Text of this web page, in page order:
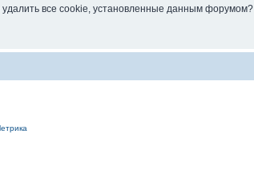
удалить все cookie, установленные данным форумом?